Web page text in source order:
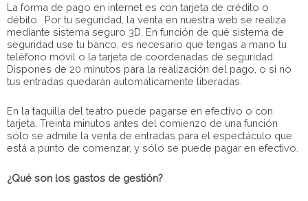
La forma de pago en internet es con tarjeta de crédito o
débito. Por tu seguridad, la venta en nuestra web se realiza
mediante sistema seguro 3D. En función de qué sistema de
seguridad use tu banco, es necesario que tengas a mano tu
teléfono móvil o la tarjeta de coordenadas de seguridad.
Dispones de 20 minutos para la realización del pago, o si no
tus entradas quedarán automáticamente liberadas.
En la taquilla del teatro puede pagarse en efectivo o con
tarjeta. Treinta minutos antes del comienzo de una función
sólo se admite la venta de entradas para el espectáculo que
está a punto de comenzar, y sólo se puede pagar en efectivo.
¿Qué son los gastos de gestión?